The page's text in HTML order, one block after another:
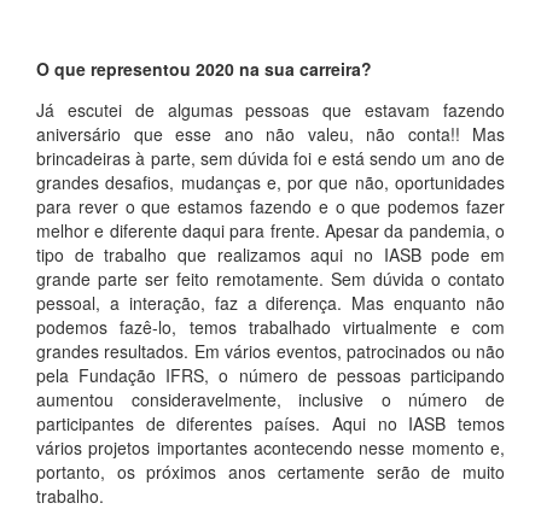
O que representou 2020 na sua carreira?
Já escutei de algumas pessoas que estavam fazendo
aniversário que esse ano não valeu, não conta!! Mas
brincadeiras à parte, sem dúvida foi e está sendo um ano de
grandes desafios, mudanças e, por que não, oportunidades
para rever o que estamos fazendo e o que podemos fazer
melhor e diferente daqui para frente. Apesar da pandemia, o
tipo de trabalho que realizamos aqui no IASB pode em
grande parte ser feito remotamente. Sem dúvida o contato
pessoal, a interação, faz a diferença. Mas enquanto não
podemos fazê-lo, temos trabalhado virtualmente e com
grandes resultados. Em vários eventos, patrocinados ou não
pela Fundação IFRS, o número de pessoas participando
aumentou consideravelmente, inclusive o número de
participantes de diferentes países. Aqui no IASB temos
vários projetos importantes acontecendo nesse momento e,
portanto, os próximos anos certamente serão de muito
trabalho.